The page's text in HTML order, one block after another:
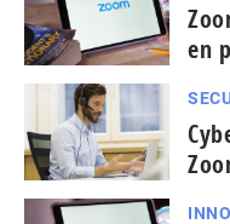
en